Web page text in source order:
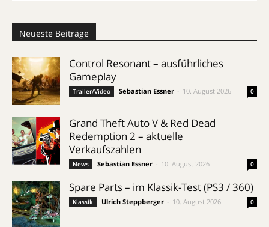
Neueste Beiträge
Control Resonant – ausführliches
Gameplay
Trailer/Video Sebastian Essner 10. August 2026 0
Grand Theft Auto V & Red Dead
Redemption 2 – aktuelle
Verkaufszahlen
News Sebastian Essner 10. August 2026 0
Spare Parts – im Klassik-Test (PS3 / 360)
Klassik Ulrich Steppberger 10. August 2026 0